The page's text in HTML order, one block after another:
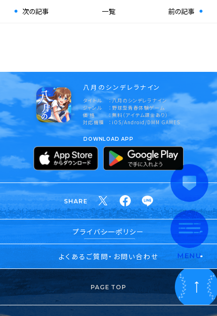
次の記事 前の記事
一覧
八月のシンデレラナイン
タイトル
八月のシンデレラナイン
ジャンル
野球型青春体験ゲーム
価 格
無料（アイテム課金あり）
対応機種
iOS/Android/DMM GAMES
DOWNLOAD APP
SHARE
プライバシーポリシー
よくあるご質問・お問い合わせ MENU
PAGE TOP